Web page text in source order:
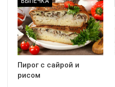
Пирог с сайрой и
рисом